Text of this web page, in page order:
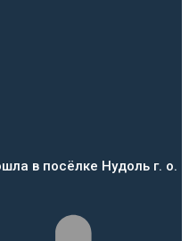
в посёлке Нудоль г. о.